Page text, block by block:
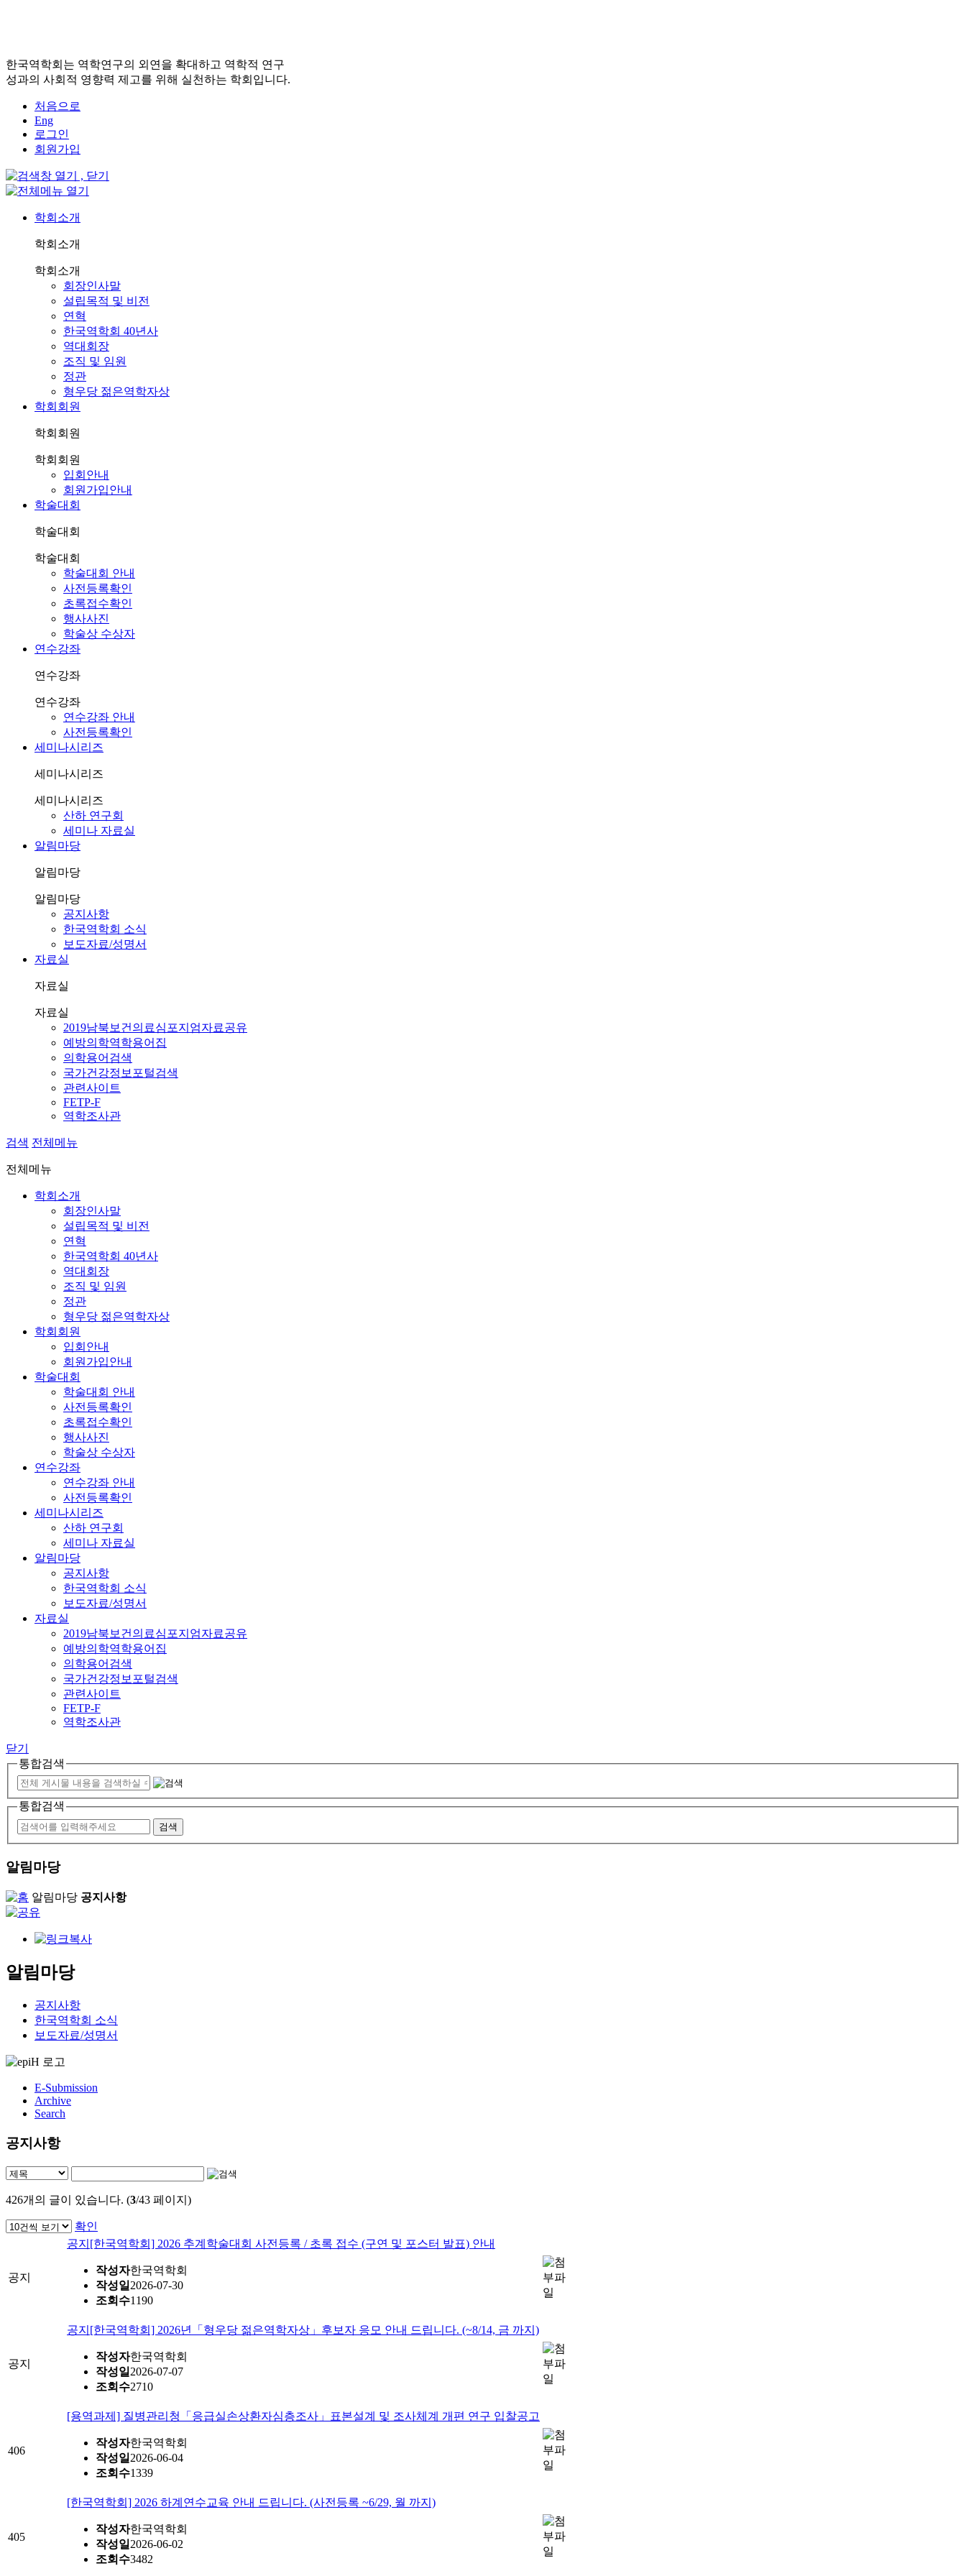
한국역학회는 역학연구의 외연을 확대하고 역학적 연구
성과의 사회적 영향력 제고를 위해 실천하는 학회입니다.
처음으로
Eng
로그인
회원가입
학회소개
학회소개
학회소개
회장인사말
설립목적 및 비전
연혁
한국역학회 40년사
역대회장
조직 및 임원
정관
형우당 젊은역학자상
학회회원
학회회원
학회회원
입회안내
회원가입안내
학술대회
학술대회
학술대회
학술대회 안내
사전등록확인
초록접수확인
행사사진
학술상 수상자
연수강좌
연수강좌
연수강좌
연수강좌 안내
사전등록확인
세미나시리즈
세미나시리즈
세미나시리즈
산하 연구회
세미나 자료실
알림마당
알림마당
알림마당
공지사항
한국역학회 소식
보도자료/성명서
자료실
자료실
자료실
2019남북보건의료심포지엄자료공유
예방의학역학용어집
의학용어검색
국가건강정보포털검색
관련사이트
FETP-F
역학조사관
검색 전체메뉴
전체메뉴
학회소개
회장인사말
설립목적 및 비전
연혁
한국역학회 40년사
역대회장
조직 및 임원
정관
형우당 젊은역학자상
학회회원
입회안내
회원가입안내
학술대회
학술대회 안내
사전등록확인
초록접수확인
행사사진
학술상 수상자
연수강좌
연수강좌 안내
사전등록확인
세미나시리즈
산하 연구회
세미나 자료실
알림마당
공지사항
한국역학회 소식
보도자료/성명서
자료실
2019남북보건의료심포지엄자료공유
예방의학역학용어집
의학용어검색
국가건강정보포털검색
관련사이트
FETP-F
역학조사관
닫기
통합검색
통합검색
알림마당
알림마당 공지사항
알림마당
공지사항
한국역학회 소식
보도자료/성명서
E-Submission
Archive
Search
공지사항
426개의 글이 있습니다. (3/43 페이지)
확인
공지
공지 [한국역학회] 2026 추계학술대회 사전등록 / 초록 접수 (구연 및 포스터 발표) 안내
작성자한국역학회
작성일 2026-07-30
조회수1190
공지
공지 [한국역학회] 2026년「형우당 젊은역학자상」후보자 응모 안내 드립니다. (~8/14, 금 까지)
작성자한국역학회
작성일 2026-07-07
조회수2710
406
[용역과제] 질병관리청「응급실손상환자심층조사」표본설계 및 조사체계 개편 연구 입찰공고
작성자한국역학회
작성일 2026-06-04
조회수1339
405
[한국역학회] 2026 하계연수교육 안내 드립니다. (사전등록 ~6/29, 월 까지)
작성자한국역학회
작성일 2026-06-02
조회수3482